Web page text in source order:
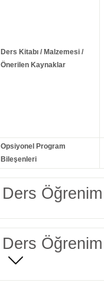
Ders Kitabı / Malzemesi /
Önerilen Kaynaklar
Opsiyonel Program
Bileşenleri
Ders Öğrenim
Ders Öğrenim